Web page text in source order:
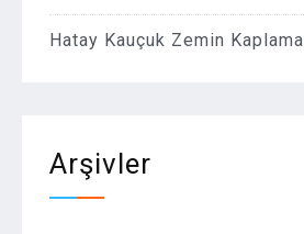
Hatay Kauçuk Zemin Kaplama
Arşivler